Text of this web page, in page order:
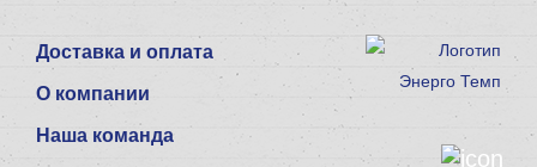
Доставка и оплата
О компании
Наша команда